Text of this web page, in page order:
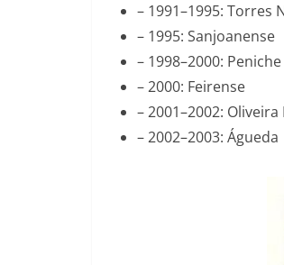
– 1991–1995: Torres
– 1995: Sanjoanense
– 1998–2000: Peniche
– 2000: Feirense
– 2001–2002:
– 2002–2003: Águeda